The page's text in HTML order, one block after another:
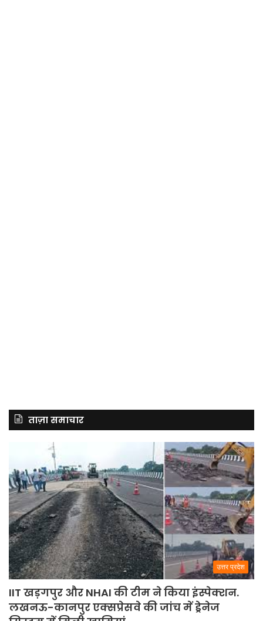
ताज़ा समाचार
उत्तर प्रदेश
IIT खड़गपुर और NHAI की टीम ने किया इंस्पेक्शन.
लखनऊ-कानपुर एक्सप्रेसवे की जांच में ड्रेनेज